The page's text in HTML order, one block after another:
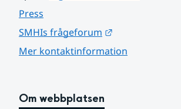
Press
SMHIs frågeforum
Mer kontaktinformation
Om webbplatsen